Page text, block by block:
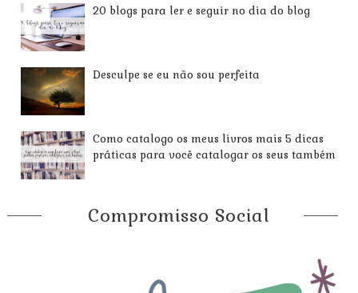
20 blogs para ler e seguir no dia do blog
Desculpe se eu não sou perfeita
Como catalogo os meus livros mais 5 dicas
práticas para você catalogar os seus também
Compromisso Social